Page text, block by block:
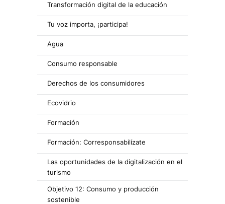
Transformación digital de la educación
Tu voz importa, ¡participa!
Agua
Consumo responsable
Derechos de los consumidores
Ecovidrio
Formación
Formación: Corresponsabilízate
Las oportunidades de la digitalización en el
turismo
Objetivo 12: Consumo y producción
sostenible